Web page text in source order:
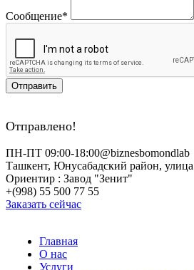
Сообщение*
Отправить
Отправлено!
ПН-ПТ 09:00-18:00@biznesbomondlab
Ташкент, Юнусабадский район,
Ориентир : Завод "Зенит"
+(998) 55 500 77 55
Заказать сейчас
Главная
О нас
Услуги